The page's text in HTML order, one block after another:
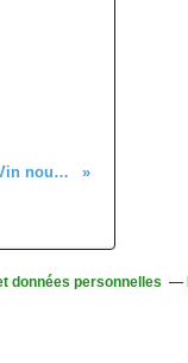
Dimanche 21 septembre - Vin nouveau !
données personnelles